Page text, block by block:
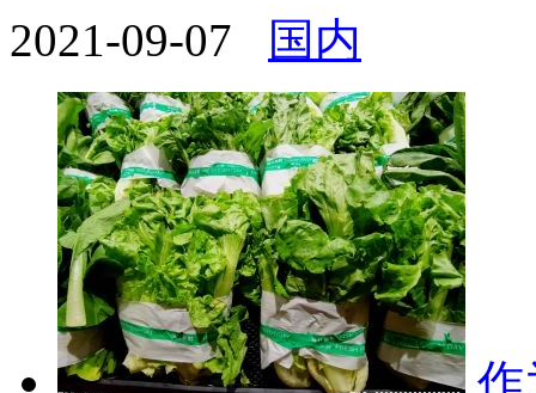
2021-09-07
国内
作